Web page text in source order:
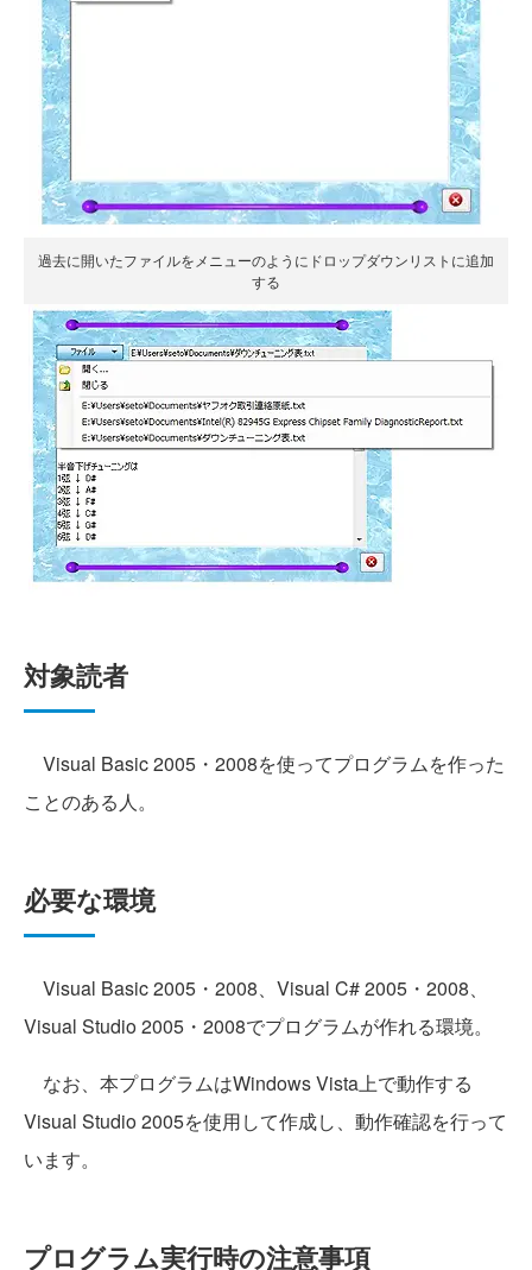
過去に開いたファイルをメニューのようにドロップダウンリストに追加
する
対象読者
Visual Basic 2005・2008を使ってプログラムを作った
ことのある人。
必要な環境
Visual Basic 2005・2008、Visual C# 2005・2008、
Visual Studio 2005・2008でプログラムが作れる環境。
なお、本プログラムはWindows Vista上で動作する
Visual Studio 2005を使用して作成し、動作確認を行って
います。
プログラム実行時の注意事項